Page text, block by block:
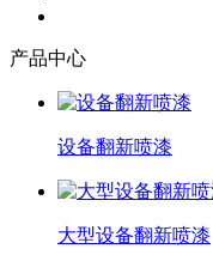
产品中心
设备翻新喷漆
大型设备翻新喷漆